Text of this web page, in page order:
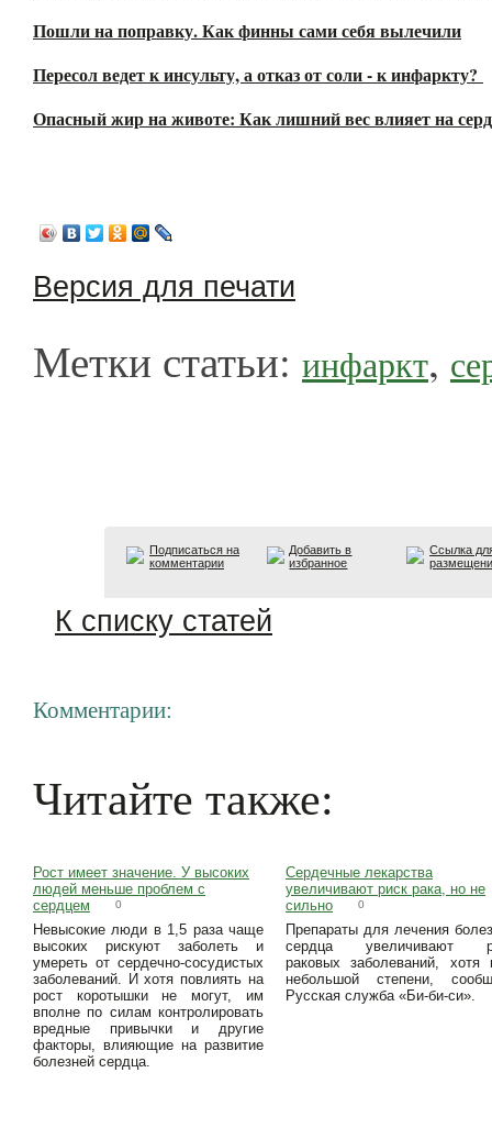
Пошли на поправку. Как финны сами себя вылечили
Пересол ведет к инсульту, а отказ от соли - к инфаркту?
Опасный жир на животе: Как лишний вес влияет на
Версия для печати
Метки статьи: инфаркт,
Подписаться на
комментарии
Добавить в
избранное
Ссылка
К списку статей
Комментарии:
Читайте также:
Рост имеет значение. У высоких
людей меньше проблем с
сердцем
0
Невысокие люди в 1,5 раза чаще
высоких рискуют заболеть и
умереть от сердечно-сосудистых
заболеваний. И хотя повлиять на
рост коротышки не могут, им
вполне по силам контролировать
вредные привычки и другие
факторы, влияющие на развитие
болезней сердца.
Сердечные лекарства
увеличивают риск рака, но не
сильно
0
Препараты для лечения
сердца увеличивают
раковых заболеваний,
небольшой степени,
Русская служба «Би-би-си».